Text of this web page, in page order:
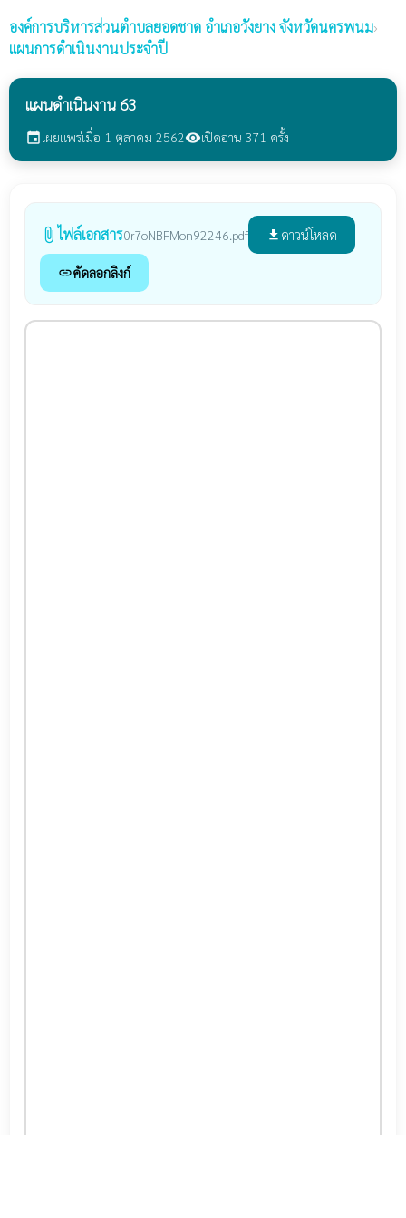
องค์การบริหารส่วนตำบลยอดชาด อำเภอวังยาง จังหวัดนครพนม›
แผนการดำเนินงานประจำปี
แผนดำเนินงาน 63
eventเผยแพร่เมื่อ 1 ตุลาคม 2562visibilityเปิดอ่าน 371 ครั้ง
attach_file ไฟล์เอกสาร0r7oNBFMon92246.pdf file_download ดาวน์โหลด
linkคัดลอกลิงก์